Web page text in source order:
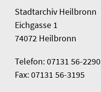
Stadtarchiv Heilbronn
Eichgasse 1
74072 Heilbronn
Telefon: 07131 56-2290
Fax: 07131 56-3195